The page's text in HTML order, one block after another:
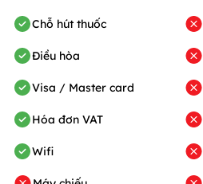
Chỗ hút thuốc
Điều hòa
Visa / Master card
Hóa đơn VAT
Wifi